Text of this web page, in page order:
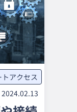
トアクセス
2024.02.13